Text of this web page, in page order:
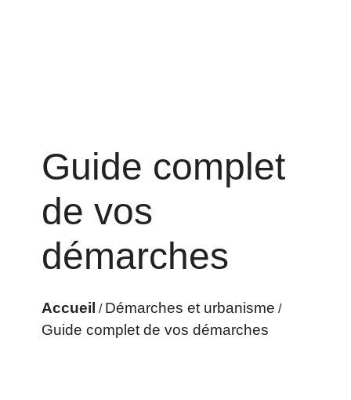
Guide complet
de vos
démarches
Accueil / Démarches et urbanisme /
Guide complet de vos démarches